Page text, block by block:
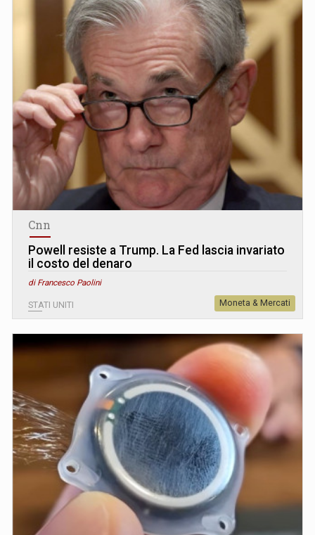
Cnn
Powell resiste a Trump. La Fed lascia invariato
il costo del denaro
di Francesco Paolini
STATI UNITI Moneta & Mercati